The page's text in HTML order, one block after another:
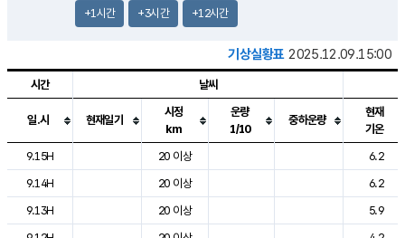
+1시간 +3시간 +12시간
기상실황표 2025.12.09.15:00
도시별 기상실황표로 지점, 날씨, 기온, 강수, 바람, 기압등을 안내한 표입
시간 날씨
일.시 현재일기
시정
km
운량
1/10
중하운량
현재
기온
9.15H
20 이상
6.2
9.14H
20 이상
6.2
9.13H
20 이상
5.9